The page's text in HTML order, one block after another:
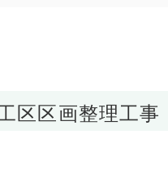
区区画整理工事